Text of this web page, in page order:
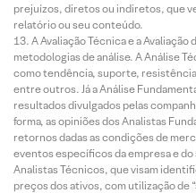
prejuízos, diretos ou indiretos, que
relatório ou seu conteúdo.
A Avaliação Técnica e a
metodologias de análise. A Análise
como tendência, suporte,
entre outros. Já a Análise
resultados divulgados pelas
forma, as opiniões dos Analistas
retornos dadas as condições de
eventos específicos da empresa e
Analistas Técnicos, que visam
preços dos ativos, com utilização de